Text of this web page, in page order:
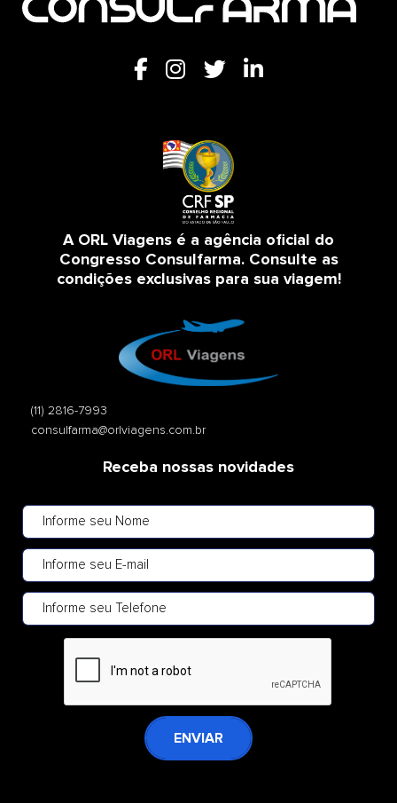
A ORL Viagens é a agência oficial do
Congresso Consulfarma. Consulte as
condições exclusivas para sua viagem!
(11) 2816-7993
consulfarma@orlviagens.com.br
Receba nossas novidades
ENVIAR